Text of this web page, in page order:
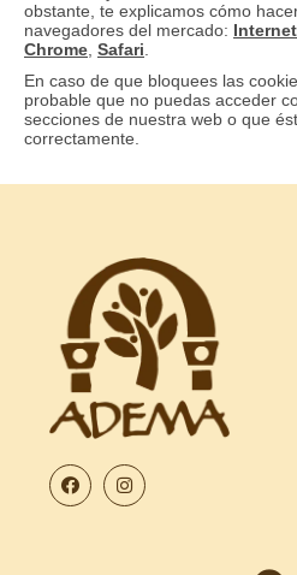
obstante, te explicamos cómo
navegadores del mercado:
Chrome Safari
En caso de que bloquees las
probable que no puedas acceder
secciones de nuestra web o que
correctamente.